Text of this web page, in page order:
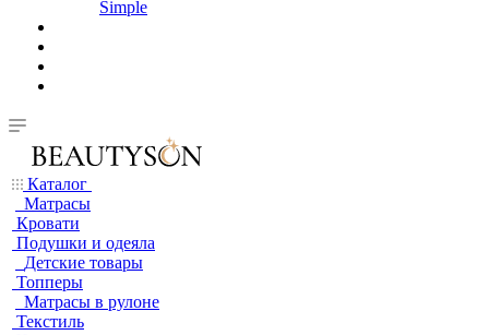
Simple
Каталог
Матрасы
Кровати
Подушки и одеяла
Детские товары
Топперы
Матрасы в рулоне
Текстиль